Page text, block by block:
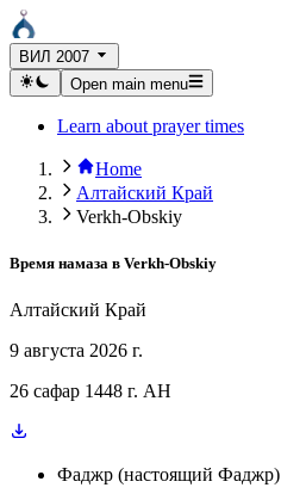
ВИЛ 2007
Open main menu
Learn about prayer times
Home
Алтайский Край
Verkh-Obskiy
Время намаза в Verkh-Obskiy
Алтайский Край
9 августа 2026 г.
26 сафар 1448 г. AH
Фаджр (настоящий Фаджр)